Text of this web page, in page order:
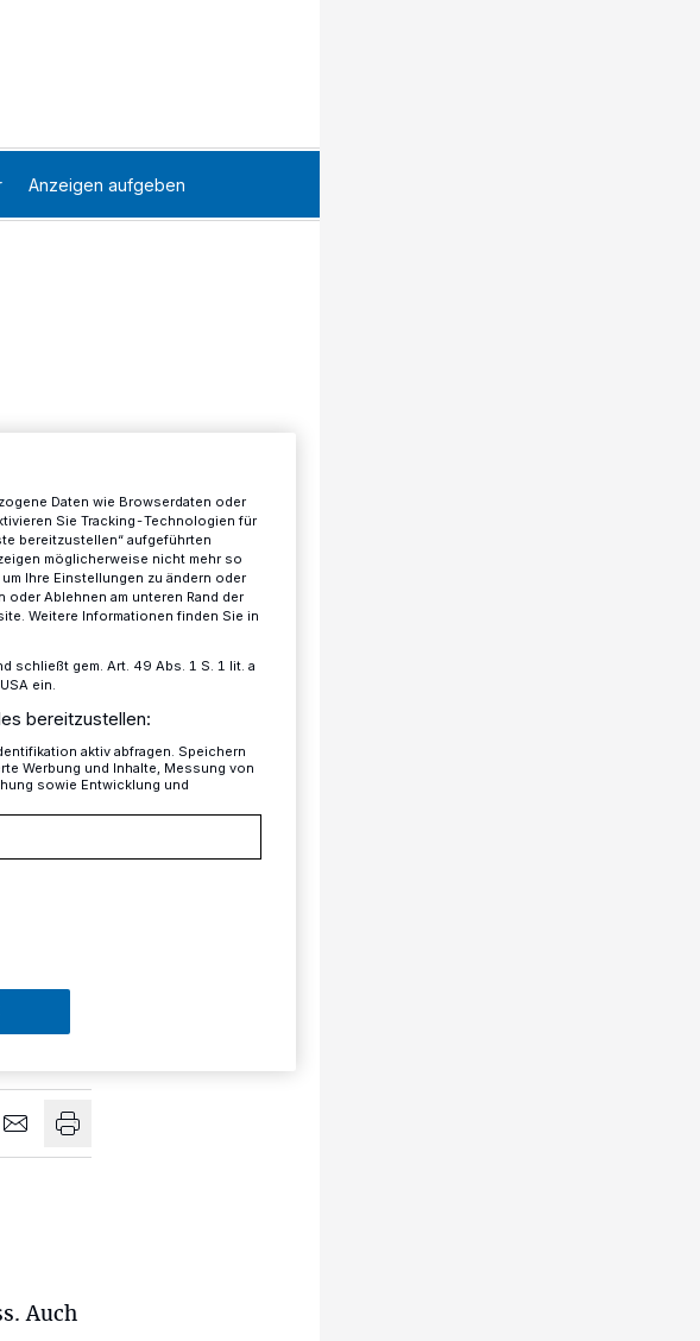
Anzeigen aufgeben
Auch
Daten wie Browserdaten oder
Sie Tracking-Technologien für
bereitzustellen“ aufgeführten
möglicherweise nicht mehr so
Ihre Einstellungen zu ändern oder
oder Ablehnen am unteren Rand der
Weitere Informationen finden Sie in
schließt gem. Art. 49 Abs. 1 S. 1 lit. a
ein.
bereitzustellen:
aktiv abfragen. Speichern
Werbung und Inhalte, Messung von
sowie Entwicklung und